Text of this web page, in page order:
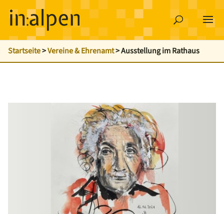
Startseite>Vereine & Ehrenamt>Ausstellung im Rathaus